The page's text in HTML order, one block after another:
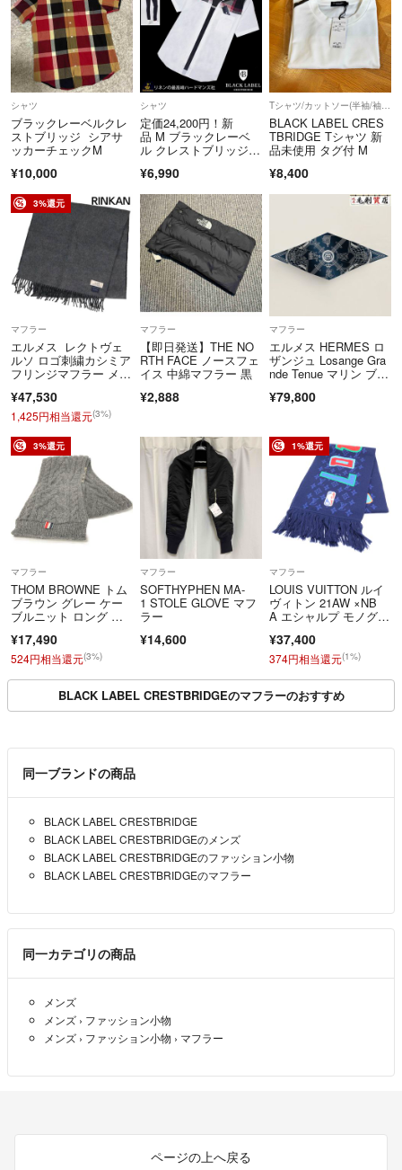
シャツ
ブラックレーベルクレ
ストブリッジ シアサ
ッカーチェックM
¥10,000
シャツ
定価24,200円！新
品 M ブラックレーベ
ル クレストブリッジ×
ネン半袖シャツ
¥6,990
Tシャツ/カットソー(半袖/袖なし)
BLACK LABEL CRES
TBRIDGE Tシャツ 新
品未使用 タグ付 M
¥8,400
3%還元
マフラー
エルメス レクトヴェ
ルソ ロゴ刺繍カシミア
フリンジマフラー メン
¥47,530
1,425円相当還元(3%)
マフラー
【即日発送】THE NO
RTH FACE ノースフェ
イス 中綿マフラー 黒
¥2,888
マフラー
エルメス HERMES ロ
ザンジュ Losange Gra
nde Tenue マリン ブル
トール
¥79,800
3%還元
マフラー
THOM BROWNE トム
ブラウン グレー ケー
ブルニット ロング マ
¥17,490
524円相当還元(3%)
マフラー
SOFTHYPHEN MA-
1 STOLE GLOVE マフ
ラー
¥14,600
1%還元
マフラー
LOUIS VUITTON ルイ
ヴィトン 21AW ×NB
A エシャルプ モノグラ
チ ウール フリンジマ
フラー ネイビー MP30
¥37,400
374円相当還元(1%)
BLACK LABEL CRESTBRIDGEのマフラーのおすすめ
同一ブランドの商品
BLACK LABEL CRESTBRIDGE
BLACK LABEL CRESTBRIDGEのメンズ
BLACK LABEL CRESTBRIDGEのファッション小物
BLACK LABEL CRESTBRIDGEのマフラー
同一カテゴリの商品
メンズ
メンズ › ファッション小物
メンズ › ファッション小物 › マフラー
ページの上へ戻る